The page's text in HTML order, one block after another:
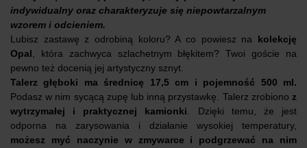
indywidualny oraz charakteryzuje się niepowtarzalnym
wzorem i odcieniem.
Lubisz zastawę z odrobiną koloru? A co powiesz na kolekcję
Opal , która zachwyca szlachetnym błękitem? Twoi goście na
pewno też docenią jej artystyczny sznyt.
Talerz głęboki ma średnicę 17,5 cm i pojemność 500 ml.
Podasz w nim sycącą zupę lub inną przystawkę. Talerz zrobiono z
wytrzymałej i praktycznej kamionki . Dzięki temu, że jest
odporna na zarysowania i działanie wysokiej temperatury,
możesz myć naczynie w zmywarce i podgrzewać na nim